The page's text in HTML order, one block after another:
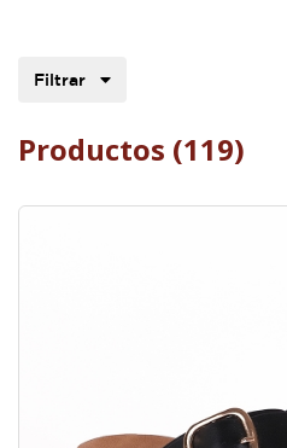
Filtrar
Productos (119)